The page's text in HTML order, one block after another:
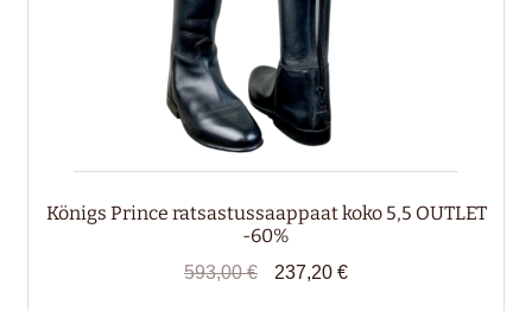
Königs Prince ratsastussaappaat koko 5,5 OUTLET
-60%
593,00€
Alkuperäinen
237,20 €Nykyinen